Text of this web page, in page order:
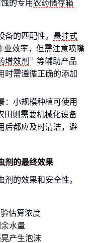
的专用农药储存箱
的匹配性。 悬挂式
业效率，但需注意喷嘴
增效剂
等辅助产品
时需遵循正确的添加
：小规模种植可使用
田则需要机械化设备
后都应及时清洁，避
剂的最终效果
的效果和安全性。
估算浓度
水量
产生泡沫